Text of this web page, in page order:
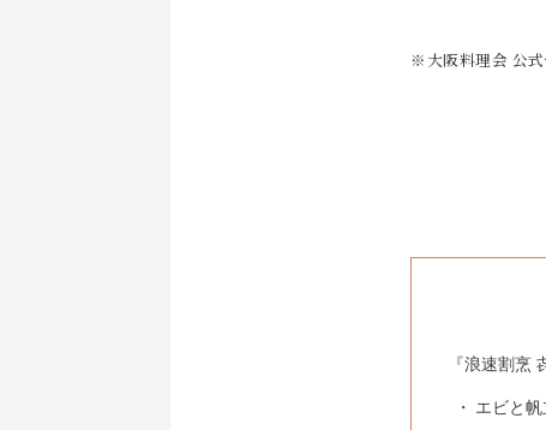
※大阪料理会 公式
『浪速割烹
エビと